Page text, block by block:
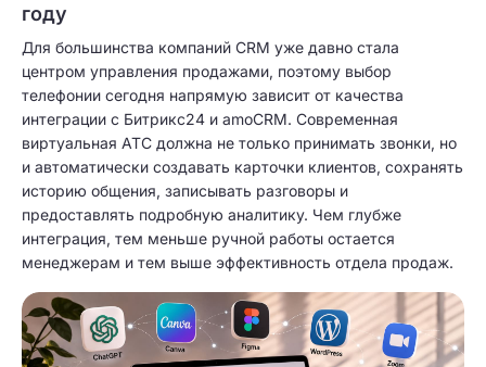
году
Для большинства компаний CRM уже давно стала
центром управления продажами, поэтому выбор
телефонии сегодня напрямую зависит от качества
интеграции с Битрикс24 и amoCRM. Современная
виртуальная АТС должна не только принимать звонки, но
и автоматически создавать карточки клиентов, сохранять
историю общения, записывать разговоры и
предоставлять подробную аналитику. Чем глубже
интеграция, тем меньше ручной работы остается
менеджерам и тем выше эффективность отдела продаж.